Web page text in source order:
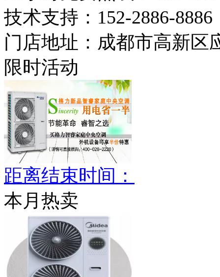
技术支持： 152-2886-8886
门店地址： 成都市高新区
限时活动
距离结束时间：
本月热卖